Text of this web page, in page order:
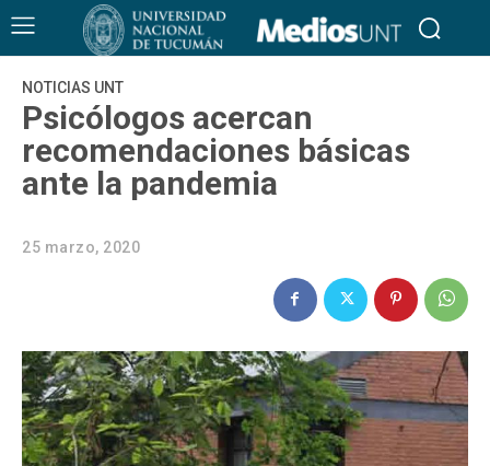
NOTICIAS UNT
Psicólogos acercan
recomendaciones básicas
ante la pandemia
25 marzo, 2020